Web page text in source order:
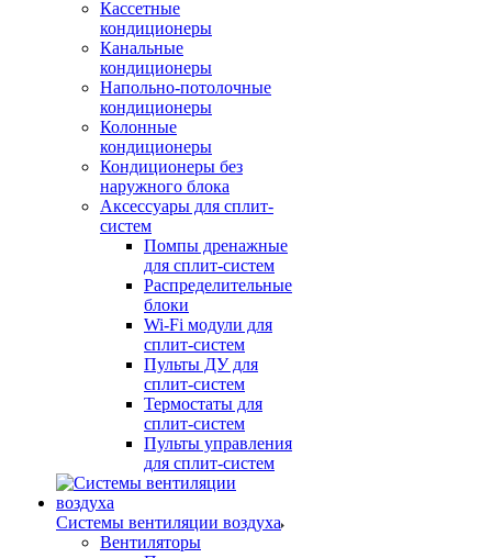
Кассетные
кондиционеры
Канальные
кондиционеры
Напольно-потолочные
кондиционеры
Колонные
кондиционеры
Кондиционеры без
наружного блока
Аксессуары для сплит-
систем
Помпы дренажные
для сплит-систем
Распределительные
блоки
Wi-Fi модули для
сплит-систем
Пульты ДУ для
сплит-систем
Термостаты для
сплит-систем
Пульты управления
для сплит-систем
Системы вентиляции воздуха
Вентиляторы